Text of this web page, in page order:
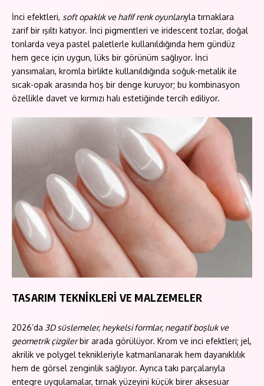
İnci efektleri, soft opaklık ve hafif renk oyunlarıyla tırnaklara
zarif bir ışıltı katıyor. İnci pigmentleri ve iridescent tozlar, doğal
tonlarda veya pastel paletlerle kullanıldığında hem gündüz
hem gece için uygun, lüks bir görünüm sağlıyor. İnci
yansımaları, kromla birlikte kullanıldığında soğuk-metalik ile
sıcak-opak arasında hoş bir denge kuruyor; bu kombinasyon
özellikle davet ve kırmızı halı estetiğinde tercih ediliyor.
TASARIM TEKNİKLERİ VE MALZEMELER
2026’da 3D süslemeler, heykelsi formlar, negatif boşluk ve
geometrik çizgilerbir arada görülüyor. Krom ve inci efektleri; jel,
akrilik ve polygel teknikleriyle katmanlanarak hem dayanıklılık
hem de görsel zenginlik sağlıyor. Ayrıca takı parçalarıyla
entegre uygulamalar, tırnak yüzeyini küçük birer aksesuar